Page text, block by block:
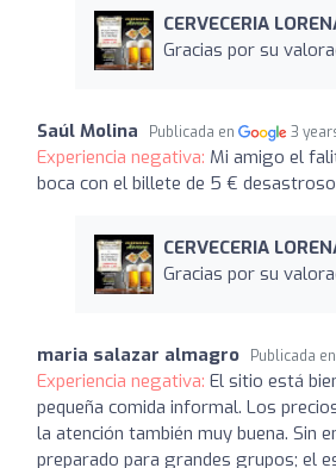
CERVECERIA
Gracias por su
Saúl Molina Publicada en 3
Experiencia negativa: Mi amigo el
boca con el billete de 5 €
CERVECERIA
Gracias por su
maria salazar almagro Publicada en
Experiencia negativa: El sitio está
pequeña comida informal. Los
la atención también muy buena. Sin
preparado para grandes grupos; el